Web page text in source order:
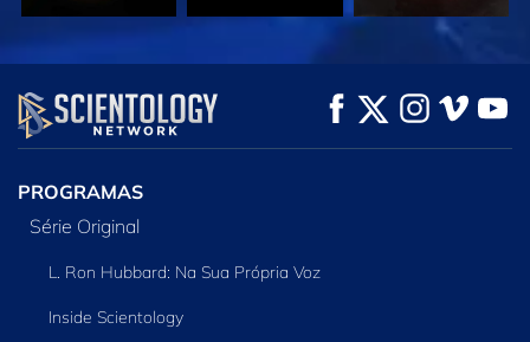
VEJA EXPLORE A SÉRIE
PROGRAMAS
Série Original
L. Ron Hubbard: Na Sua Própria Voz
Inside Scientology